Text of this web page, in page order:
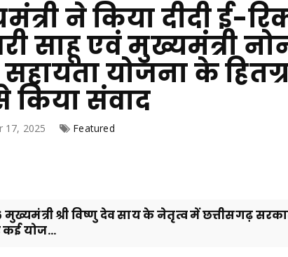
ने किया दीदी ई-
साहू एवं मुख्यमंत्री
सहायता योजना के
किया संवाद
17, 2025 Featured
श्री विष्णु देव साय के नेतृत्व में छत्तीसगढ़ सरकार
कई योज...